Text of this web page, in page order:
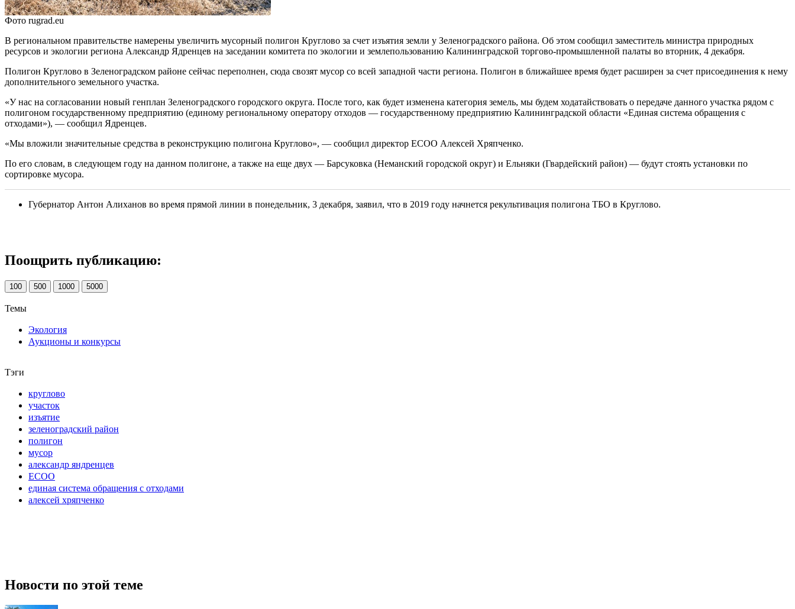
Фото rugrad.eu
В региональном правительстве намерены увеличить мусорный полигон Круглово за счет изъятия земли у Зеленоградского района. Об этом сообщил заместитель министра природных
ресурсов и экологии региона Александр Ядренцев на заседании комитета по экологии и землепользованию Калининградской торгово-промышленной палаты во вторник, 4 декабря.
Полигон Круглово в Зеленоградском районе сейчас переполнен, сюда свозят мусор со всей западной части региона. Полигон в ближайшее время будет расширен за счет присоединения к нему
дополнительного земельного участка.
«У нас на согласовании новый генплан Зеленоградского городского округа. После того, как будет изменена категория земель, мы будем ходатайствовать о передаче данного участка рядом с
полигоном государственному предприятию (единому региональному оператору отходов — государственному предприятию Калининградской области «Единая система обращения с
отходами»), — сообщил Ядренцев.
«Мы вложили значительные средства в реконструкцию полигона Круглово», — сообщил директор ЕСОО Алексей Хряпченко.
По его словам, в следующем году на данном полигоне, а также на еще двух — Барсуковка (Неманский городской округ) и Ельняки (Гвардейский район) — будут стоять установки по
сортировке мусора.
Губернатор Антон Алиханов во время прямой линии в понедельник, 3 декабря, заявил, что в 2019 году начнется рекультивация полигона ТБО в Круглово.
Поощрить публикацию:
100 500 1000 5000
Темы
Экология
Аукционы и конкурсы
Тэги
круглово
участок
изъятие
зеленоградский район
полигон
мусор
александр яндренцев
ЕСОО
единая система обращения с отходами
алексей хряпченко
Новости по этой теме